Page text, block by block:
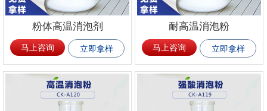
粉体高温消泡剂
马上咨询 立即拿样
耐高温消泡粉
马上咨询 立即拿样